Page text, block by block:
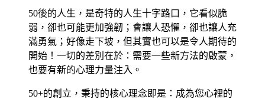
50後的人生，是奇特的人生十字路口，它看似脆
弱，卻也可能更加強韌；會讓人恐懼，卻也讓人充
滿勇氣；好像走下坡，但其實也可以是令人期待的
開始！一切的差別在於：需要一些新方法的啟蒙，
也要有新的心理力量注入。
50+的創立，秉持的核心理念即是：成為您心裡的